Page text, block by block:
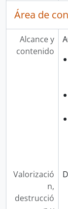
Área de
Alcance y
contenido
Valorizació
n,
destrucció